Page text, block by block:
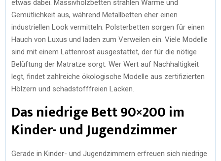
etwas dabei. Massivholzbetten strahlen Wärme und
Gemütlichkeit aus, während Metallbetten eher einen
industriellen Look vermitteln. Polsterbetten sorgen für einen
Hauch von Luxus und laden zum Verweilen ein. Viele Modelle
sind mit einem Lattenrost ausgestattet, der für die nötige
Belüftung der Matratze sorgt. Wer Wert auf Nachhaltigkeit
legt, findet zahlreiche ökologische Modelle aus zertifizierten
Hölzern und schadstofffreien Lacken.
Das niedrige Bett 90×200 im
Kinder- und Jugendzimmer
Gerade in Kinder- und Jugendzimmern erfreuen sich niedrige